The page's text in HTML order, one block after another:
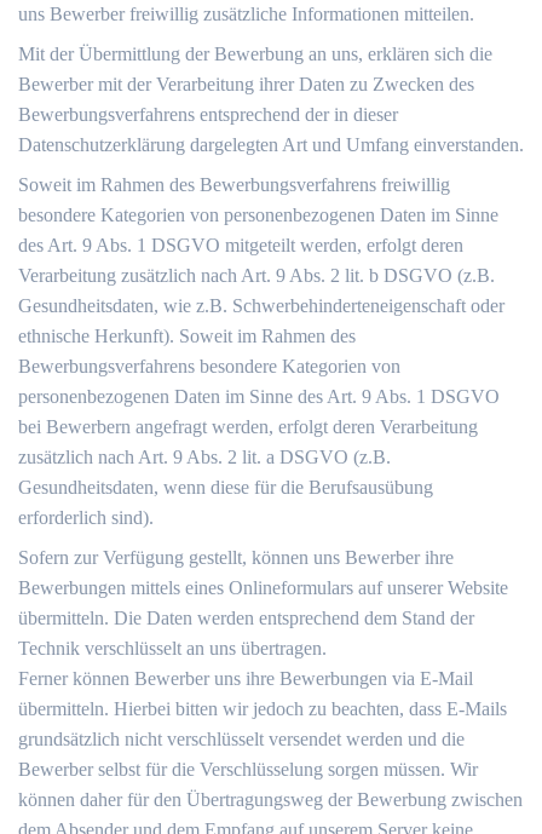
uns Bewerber freiwillig zusätzliche Informationen mitteilen.
Mit der Übermittlung der Bewerbung an uns, erklären sich die
Bewerber mit der Verarbeitung ihrer Daten zu Zwecken des
Bewerbungsverfahrens entsprechend der in dieser
Datenschutzerklärung dargelegten Art und Umfang einverstanden.
Soweit im Rahmen des Bewerbungsverfahrens freiwillig
besondere Kategorien von personenbezogenen Daten im Sinne
des Art. 9 Abs. 1 DSGVO mitgeteilt werden, erfolgt deren
Verarbeitung zusätzlich nach Art. 9 Abs. 2 lit. b DSGVO (z.B.
Gesundheitsdaten, wie z.B. Schwerbehinderteneigenschaft oder
ethnische Herkunft). Soweit im Rahmen des
Bewerbungsverfahrens besondere Kategorien von
personenbezogenen Daten im Sinne des Art. 9 Abs. 1 DSGVO
bei Bewerbern angefragt werden, erfolgt deren Verarbeitung
zusätzlich nach Art. 9 Abs. 2 lit. a DSGVO (z.B.
Gesundheitsdaten, wenn diese für die Berufsausübung
erforderlich sind).
Sofern zur Verfügung gestellt, können uns Bewerber ihre
Bewerbungen mittels eines Onlineformulars auf unserer Website
übermitteln. Die Daten werden entsprechend dem Stand der
Technik verschlüsselt an uns übertragen.
Ferner können Bewerber uns ihre Bewerbungen via E-Mail
übermitteln. Hierbei bitten wir jedoch zu beachten, dass E-Mails
grundsätzlich nicht verschlüsselt versendet werden und die
Bewerber selbst für die Verschlüsselung sorgen müssen. Wir
können daher für den Übertragungsweg der Bewerbung zwischen
dem Absender und dem Empfang auf unserem Server keine